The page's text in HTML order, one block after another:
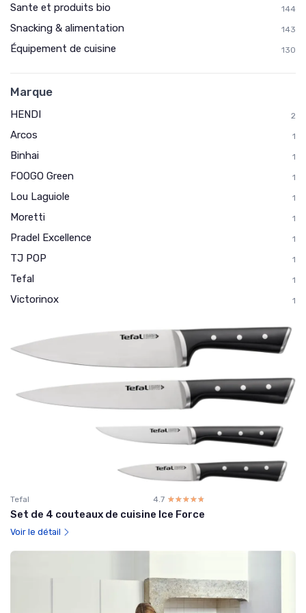
Sante et produits bio 144
Snacking & alimentation 143
Équipement de cuisine 130
Marque
HENDI 2
Arcos 1
Binhai 1
FOOGO Green 1
Lou Laguiole 1
Moretti 1
Pradel Excellence 1
TJ POP 1
Tefal 1
Victorinox 1
Tefal 4.7 ☆☆☆☆☆
★★★★★
Set de 4 couteaux de cuisine Ice Force
Voir le détail